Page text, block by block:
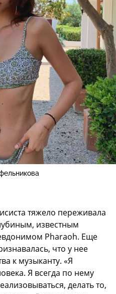
тяжело переживала
известным
Pharaoh. Еще
что у нее
к музыканту. «Я
Я всегда по нему
делать то,